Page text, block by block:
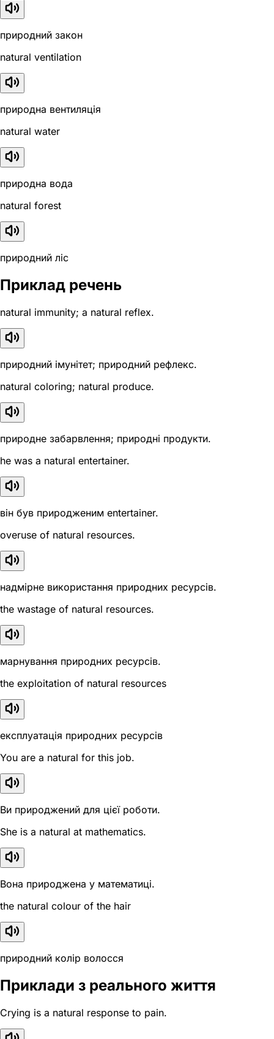
природний закон
natural ventilation
природна вентиляція
natural water
природна вода
natural forest
природний ліс
Приклад речень
natural immunity; a natural reflex.
природний імунітет; природний рефлекс.
natural coloring; natural produce.
природне забарвлення; природні продукти.
he was a natural entertainer.
він був природженим entertainer.
overuse of natural resources.
надмірне використання природних ресурсів.
the wastage of natural resources.
марнування природних ресурсів.
the exploitation of natural resources
експлуатація природних ресурсів
You are a natural for this job.
Ви природжений для цієї роботи.
She is a natural at mathematics.
Вона природжена у математиці.
the natural colour of the hair
природний колір волосся
Приклади з реального життя
Crying is a natural response to pain.